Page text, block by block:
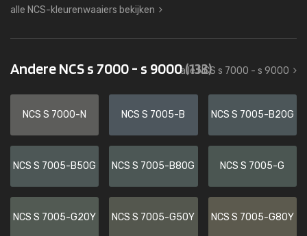
alle NCS-kleurenwaaiers bekijken
Andere NCS s 7000 - s 9000(133)
alle NCS s 7000 - s 9000
NCS S 7000-N NCS S 7005-B NCS S 7005-B20G
NCS S 7005-B50G NCS S 7005-B80G NCS S 7005-G
NCS S 7005-G20Y NCS S 7005-G50Y NCS S 7005-G80Y